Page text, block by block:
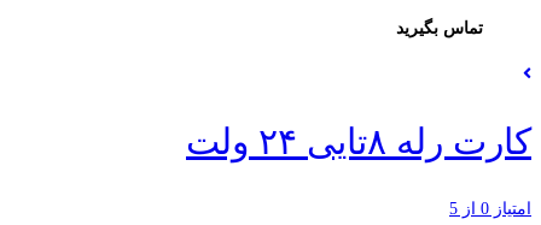
تماس بگیرید
کارت رله ۸تایی ۲۴ ولت
امتیاز 0 از 5